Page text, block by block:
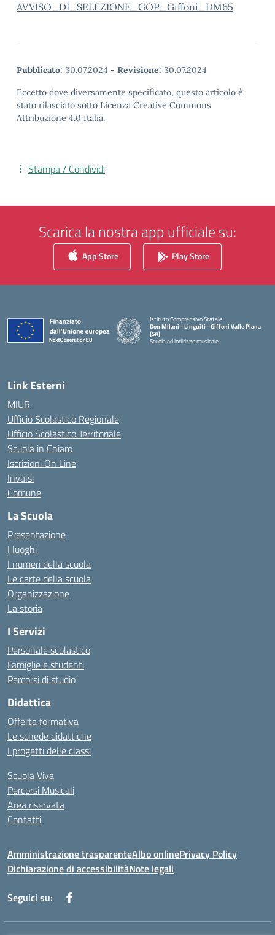
AVVISO_DI_SELEZIONE_GOP_Giffoni_DM65
Pubblicato: 30.07.2024 - Revisione: 30.07.2024
Eccetto dove diversamente specificato, questo articolo è
stato rilasciato sotto Licenza Creative Commons
Attribuzione 4.0 Italia.
Stampa / Condividi
Scarica la nostra app ufficiale su:
App Store Play Store
Istituto Comprensivo Statale
Don Milani - Linguiti - Giffoni Valle Piana
(SA)
Scuola ad indirizzo musicale
Link Esterni
MIUR
Ufficio Scolastico Regionale
Ufficio Scolastico Territoriale
Scuola in Chiaro
Iscrizioni On Line
Invalsi
Comune
La Scuola
Presentazione
I luoghi
I numeri della scuola
Le carte della scuola
Organizzazione
La storia
I Servizi
Personale scolastico
Famiglie e studenti
Percorsi di studio
Didattica
Offerta formativa
Le schede didattiche
I progetti delle classi
Scuola Viva
Percorsi Musicali
Area riservata
Contatti
Amministrazione trasparenteAlbo onlinePrivacy Policy
Dichiarazione di accessibilitàNote legali
Seguici su: